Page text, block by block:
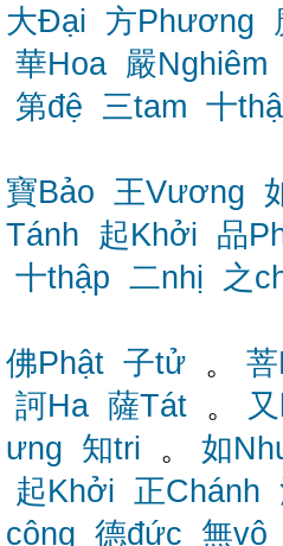
大Đại 方Phương
華Hoa 嚴Nghiêm
第đệ 三tam 十
寶Bảo 王Vương
Tánh 起Khởi 品
十thập 二nhị 之
佛Phật 子tử 。
訶Ha 薩Tát 。
ưng 知tri 。 如
起Khởi 正Chánh
công 德đức 無vô